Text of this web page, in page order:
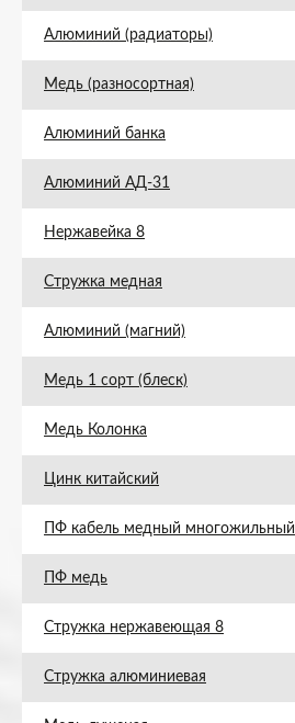
Алюминий (радиаторы)
Медь (разносортная)
Алюминий банка
Алюминий АД-31
Нержавейка 8
Стружка медная
Алюминий (магний)
Медь 1 сорт (блеск)
Медь Колонка
Цинк китайский
ПФ кабель медный многожильный
ПФ медь
Стружка нержавеющая 8
Стружка алюминиевая